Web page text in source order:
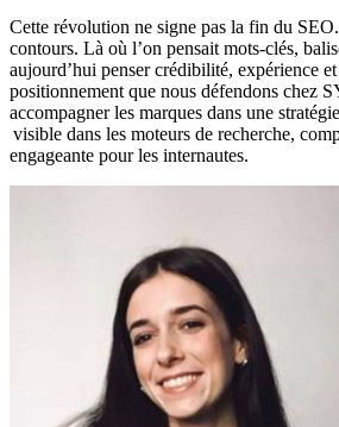
Cette révolution ne signe pas la fin du
contours. Là où l’on pensait mots-clés,
aujourd’hui penser crédibilité, expérience
positionnement que nous défendons chez
accompagner les marques dans une
visible dans les moteurs de recherche,
engageante pour les internautes.